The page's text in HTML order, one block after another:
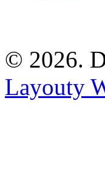
© 2026.
Layouty